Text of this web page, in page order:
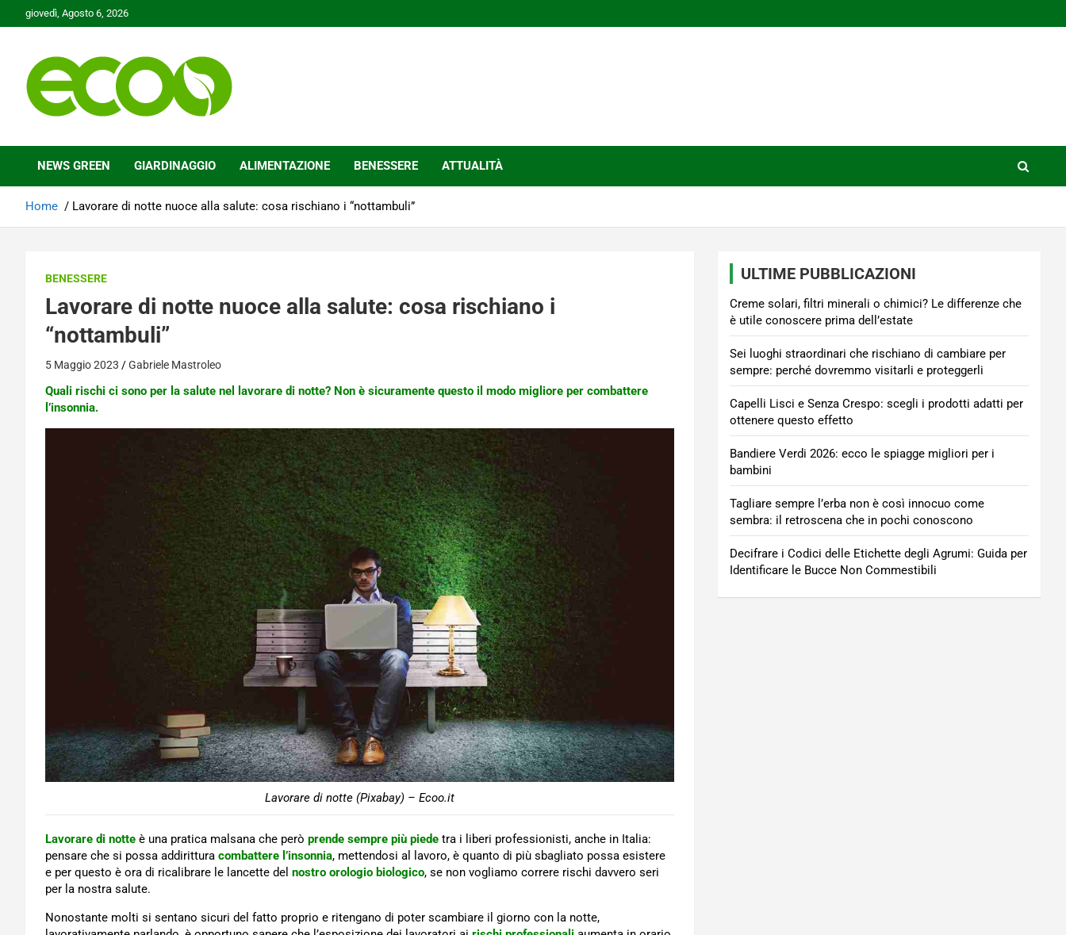
to
giovedì, Agosto 6, 2026
Ecoo.it
NEWS GREEN GIARDINAGGIO ALIMENTAZIONE BENESSERE ATTUALITÀ
Home Lavorare di notte nuoce alla salute: cosa rischiano i “nottambuli”
BENESSERE
Lavorare di notte nuoce alla salute: cosa rischiano i
“nottambuli”
5 Maggio 2023 Gabriele Mastroleo
Quali rischi ci sono per la salute nel lavorare di notte? Non è sicuramente questo il modo migliore per combattere
l’insonnia.
Lavorare di notte (Pixabay) – Ecoo.it
Lavorare di notte è una pratica malsana che però prende sempre più piede tra i liberi professionisti, anche in Italia:
pensare che si possa addirittura combattere l’insonnia, mettendosi al lavoro, è quanto di più sbagliato possa esistere
e per questo è ora di ricalibrare le lancette del nostro orologio biologico, se non vogliamo correre rischi davvero seri
per la nostra salute.
Nonostante molti si sentano sicuri del fatto proprio e ritengano di poter scambiare il giorno con la notte,
ULTIME PUBBLICAZIONI
Creme solari, filtri minerali o chimici? Le differenze che
è utile conoscere prima dell’estate
Sei luoghi straordinari che rischiano di cambiare per
sempre: perché dovremmo visitarli e proteggerli
Capelli Lisci e Senza Crespo: scegli i prodotti adatti per
ottenere questo effetto
Bandiere Verdi 2026: ecco le spiagge migliori per i
bambini
Tagliare sempre l’erba non è così innocuo come
sembra: il retroscena che in pochi conoscono
Decifrare i Codici delle Etichette degli Agrumi: Guida per
Identificare le Bucce Non Commestibili